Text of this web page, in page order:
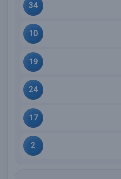
34
10
19
24
17
2